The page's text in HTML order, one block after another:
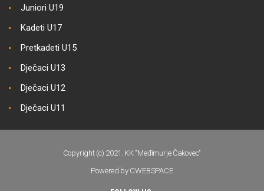
Juniori U19
Kadeti U17
Pretkadeti U15
Dječaci U13
Dječaci U12
Dječaci U11
Copyright (c) 2021. KK "Međimurje Čakovec"
Powered by CWEBSPACE